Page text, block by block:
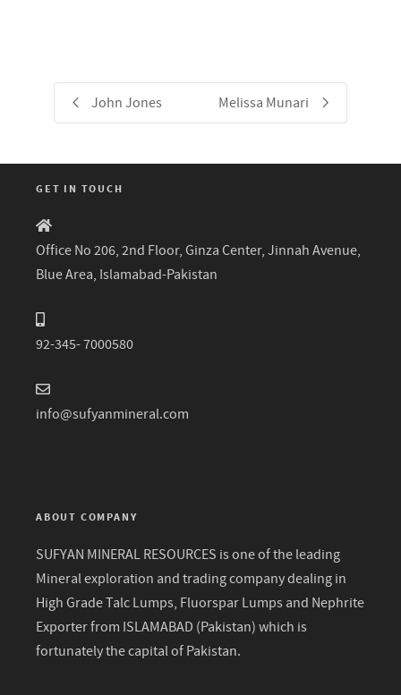
John Jones Melissa Munari
GET IN TOUCH
Office No 206, 2nd Floor, Ginza Center, Jinnah Avenue,
Blue Area, Islamabad-Pakistan
92-345- 7000580
info@sufyanmineral.com
ABOUT COMPANY
SUFYAN MINERAL RESOURCES is one of the leading
Mineral exploration and trading company dealing in
High Grade Talc Lumps, Fluorspar Lumps and Nephrite
Exporter from ISLAMABAD (Pakistan) which is
fortunately the capital of Pakistan.